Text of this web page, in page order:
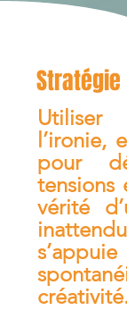
Stratégie
l’ironie,
pour
tensions
vérité